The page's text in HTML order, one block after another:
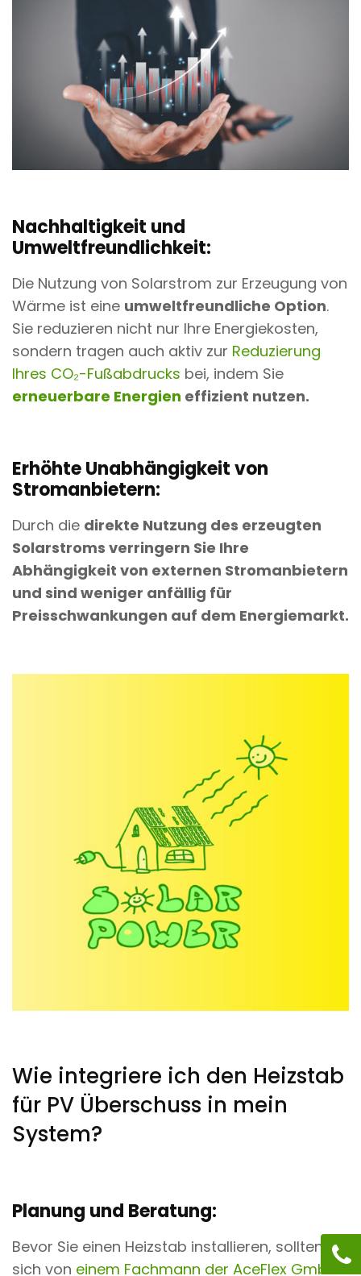
Nachhaltigkeit und
Umweltfreundlichkeit:
Die Nutzung von Solarstrom zur Erzeugung von
Wärme ist eine umweltfreundliche Option.
Sie reduzieren nicht nur Ihre Energiekosten,
sondern tragen auch aktiv zur Reduzierung
Ihres CO₂-Fußabdrucks bei, indem Sie
erneuerbare Energien effizient nutzen.
Erhöhte Unabhängigkeit von
Stromanbietern:
Durch die direkte Nutzung des erzeugten
Solarstroms verringern Sie Ihre
Abhängigkeit von externen Stromanbietern
und sind weniger anfällig für
Preisschwankungen auf dem Energiemarkt.
Wie integriere ich den Heizstab
für PV Überschuss in mein
System?
Planung und Beratung:
Bevor Sie einen Heizstab installieren, sollten Sie
sich von einem Fachmann der AceFlex GmbH